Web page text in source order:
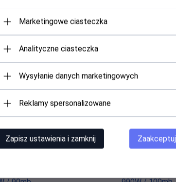
00 PLN
PLN
Marketingowe ciasteczka
Analityczne ciasteczka
Wysyłanie danych marketingowych
Reklamy spersonalizowane
Zapisz ustawienia i zamknij